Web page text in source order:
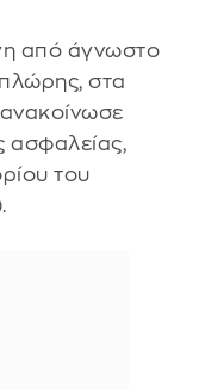
από άγνωστο
στα
ανακοίνωσε
ασφαλείας,
του